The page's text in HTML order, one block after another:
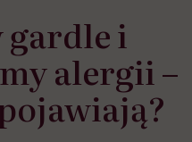
gardle i
alergii –